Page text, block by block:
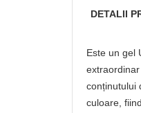
DETALII
Este un gel
conținutului
culoare,